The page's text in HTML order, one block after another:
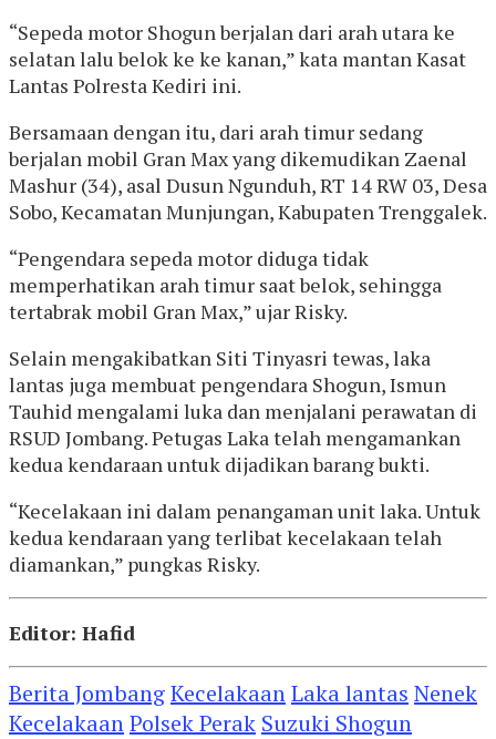
“Sepeda motor Shogun berjalan dari arah utara ke
selatan lalu belok ke ke kanan,” kata mantan Kasat
Lantas Polresta Kediri ini.
Bersamaan dengan itu, dari arah timur sedang
berjalan mobil Gran Max yang dikemudikan Zaenal
Mashur (34), asal Dusun Ngunduh, RT 14 RW 03, Desa
Sobo, Kecamatan Munjungan, Kabupaten Trenggalek.
“Pengendara sepeda motor diduga tidak
memperhatikan arah timur saat belok, sehingga
tertabrak mobil Gran Max,” ujar Risky.
Selain mengakibatkan Siti Tinyasri tewas, laka
lantas juga membuat pengendara Shogun, Ismun
Tauhid mengalami luka dan menjalani perawatan di
RSUD Jombang. Petugas Laka telah mengamankan
kedua kendaraan untuk dijadikan barang bukti.
“Kecelakaan ini dalam penangaman unit laka. Untuk
kedua kendaraan yang terlibat kecelakaan telah
diamankan,” pungkas Risky.
Editor: Hafid
Berita JombangKecelakaanLaka lantas Nenek
KecelakaanPolsek Perak Suzuki Shogun